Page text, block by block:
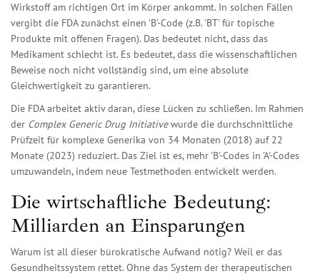
Wirkstoff am richtigen Ort im Körper ankommt. In solchen Fällen
vergibt die FDA zunächst einen 'B'-Code (z.B. 'BT' für topische
Produkte mit offenen Fragen). Das bedeutet nicht, dass das
Medikament schlecht ist. Es bedeutet, dass die wissenschaftlichen
Beweise noch nicht vollständig sind, um eine absolute
Gleichwertigkeit zu garantieren.
Die FDA arbeitet aktiv daran, diese Lücken zu schließen. Im Rahmen
der Complex Generic Drug Initiativewurde die durchschnittliche
Prüfzeit für komplexe Generika von 34 Monaten (2018) auf 22
Monate (2023) reduziert. Das Ziel ist es, mehr 'B'-Codes in 'A'-Codes
umzuwandeln, indem neue Testmethoden entwickelt werden.
Die wirtschaftliche Bedeutung:
Milliarden an Einsparungen
Warum ist all dieser bürokratische Aufwand nötig? Weil er das
Gesundheitssystem rettet. Ohne das System der therapeutischen